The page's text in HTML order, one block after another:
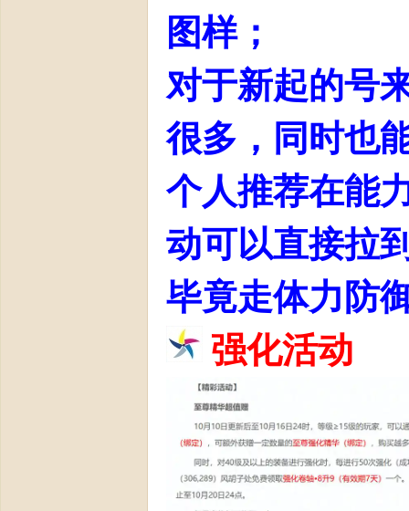
图样；
对于新起的号
很多，同时也
个人推荐在能
动可以直接拉
毕竟走体力防
强化活动